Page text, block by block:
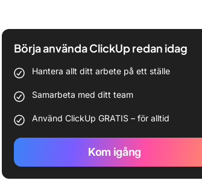
Börja använda ClickUp redan idag
Hantera allt ditt arbete på ett ställe
Samarbeta med ditt team
Använd ClickUp GRATIS – för alltid
Kom igång